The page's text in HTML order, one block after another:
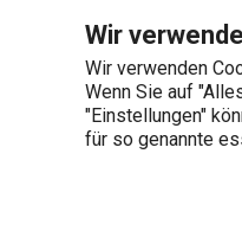
Wir
Wir verwenden
Wenn Sie auf
"Einstellungen"
für so genannte